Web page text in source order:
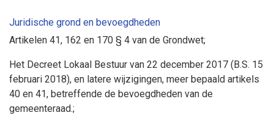
Juridische grond en bevoegdheden
Artikelen 41, 162 en 170 § 4 van de Grondwet;
Het Decreet Lokaal Bestuur van 22 december 2017 (B.S. 15
februari 2018), en latere wijzigingen, meer bepaald artikels
40 en 41, betreffende de bevoegdheden van de
gemeenteraad.;